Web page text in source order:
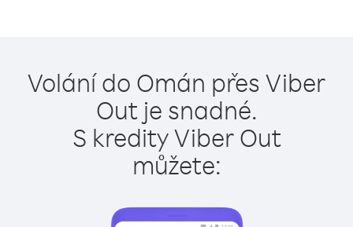
Volání do Omán přes Viber
Out je snadné.
S kredity Viber Out
můžete: